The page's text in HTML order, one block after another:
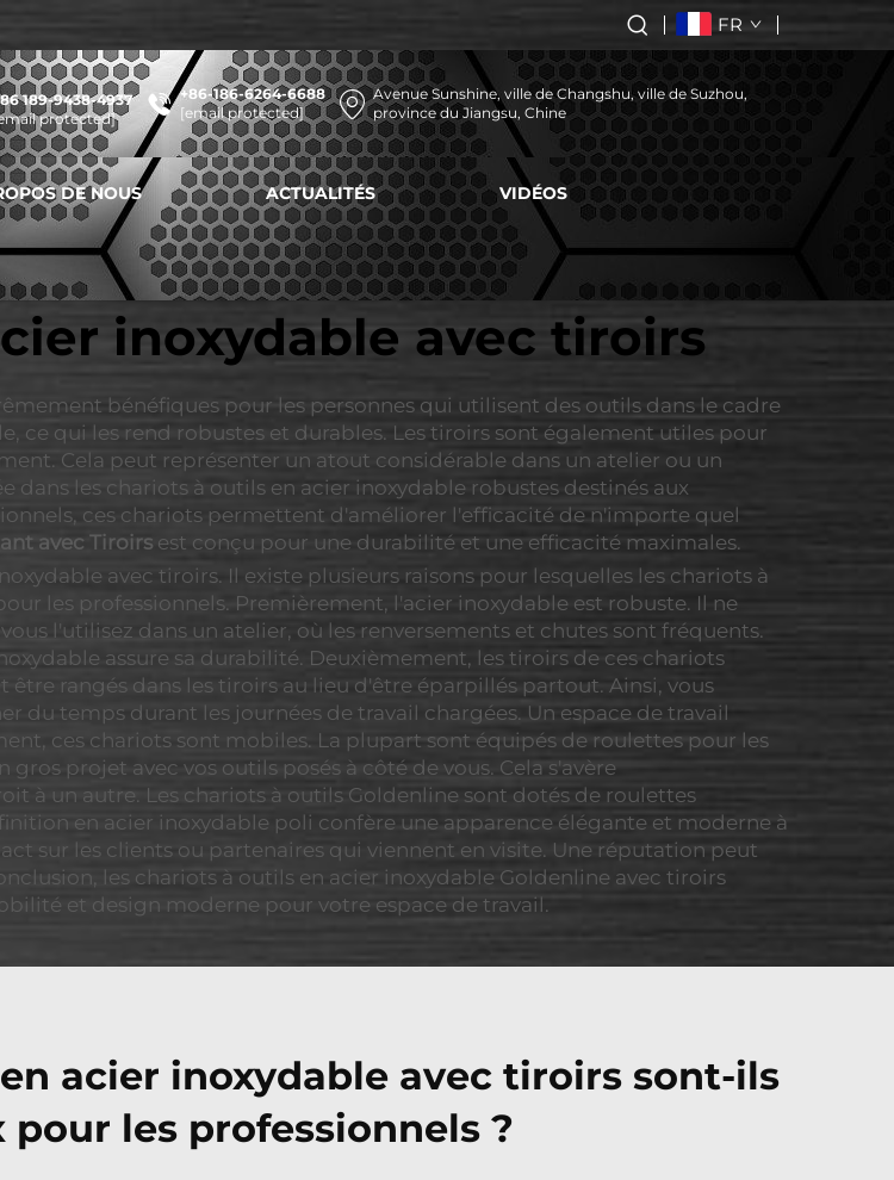
FR
189-9438-4937
protected]
+86-186-6264-6688
[email protected]
Avenue Sunshine, ville de Changshu, ville de Suzhou,
province du Jiangsu, Chine
DE NOUS ACTUALITÉS VIDÉOS
inoxydable avec tiroirs
bénéfiques pour les personnes qui utilisent des outils dans le cadre
ce qui les rend robustes et durables. Les tiroirs sont également utiles pour
Cela peut représenter un atout considérable dans un atelier ou un
dans les chariots à outils en acier inoxydable robustes destinés aux
ces chariots permettent d'améliorer l'efficacité de n'importe quel
avec Tiroirs est conçu pour une durabilité et une efficacité maximales.
avec tiroirs. Il existe plusieurs raisons pour lesquelles les chariots à
les professionnels. Premièrement, l'acier inoxydable est robuste. Il ne
l'utilisez dans un atelier, où les renversements et chutes sont fréquents.
assure sa durabilité. Deuxièmement, les tiroirs de ces chariots
rangés dans les tiroirs au lieu d'être éparpillés partout. Ainsi, vous
du temps durant les journées de travail chargées. Un espace de travail
ces chariots sont mobiles. La plupart sont équipés de roulettes pour les
projet avec vos outils posés à côté de vous. Cela s'avère
à un autre. Les chariots à outils Goldenline sont dotés de roulettes
en acier inoxydable poli confère une apparence élégante et moderne à
sur les clients ou partenaires qui viennent en visite. Une réputation peut
les chariots à outils en acier inoxydable Goldenline avec tiroirs
et design moderne pour votre espace de travail.
acier inoxydable avec tiroirs sont-ils
les professionnels ?